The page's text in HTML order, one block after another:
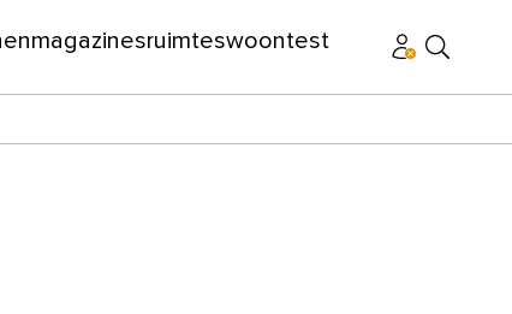
magazinesruimteswoontest